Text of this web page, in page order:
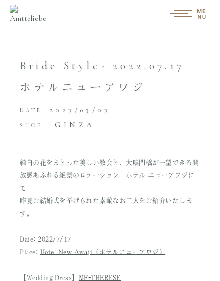
Bride Style- 2022.07.17
ホテルニューアワジ
DATE: 2023/03/03
SHOP: GINZA
純白の花をまとった美しい教会と、大鳴門橋が一望できる開
放感あふれる絶景のロケーション ホテル ニューアワジに
て
昨夏ご結婚式を挙げられた素敵なお二人をご紹介いたしま
す。
Date: 2022/7/17
Place: Hotel New Awaji（ホテルニューアワジ）
【Wedding Dress】 MF-THERESE